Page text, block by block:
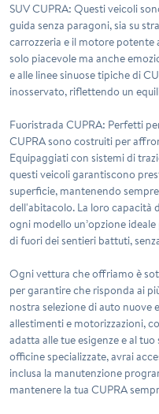
SUV CUPRA: Questi veicoli
guida senza paragoni, sia su
carrozzeria e il motore potente
solo piacevole ma anche
e alle linee sinuose tipiche di
inosservato, riflettendo un
Fuoristrada CUPRA: Perfetti
CUPRA sono costruiti per
Equipaggiati con sistemi di
questi veicoli garantiscono
superficie, mantenendo
dell'abitacolo. La loro capacità
ogni modello un’opzione
di fuori dei sentieri battuti,
Ogni vettura che offriamo è
per garantire che risponda ai
nostra selezione di auto nuove
allestimenti e motorizzazioni,
adatta alle tue esigenze e al
officine specializzate, avrai
inclusa la manutenzione
mantenere la tua CUPRA